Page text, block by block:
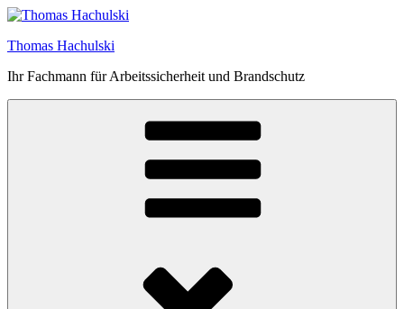
Zum
springen
Thomas Hachulski
Ihr Fachmann für Arbeitssicherheit und Brandschutz